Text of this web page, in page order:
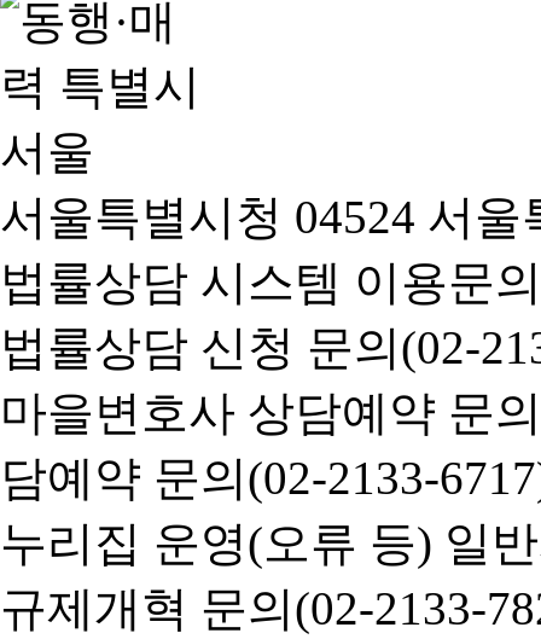
서울특별시청 04524 서
법률상담 시스템 이용문
법률상담 신청 문의(02-
마을변호사 상담예약 문
담예약 문의(02-2133-
누리집 운영(오류 등) 일
규제개혁 문의(02-2133-